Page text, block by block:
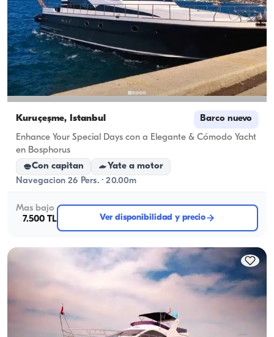
Kuruçeşme, İstanbul Barco nuevo
Enhance Your Special Days con a Elegante & Cómodo Yacht
en Bosphorus
Con capitan
Yate a motor
Navegacion 26 Pers. · 20.00m
Mas bajo
7.500 TL
Ver disponibilidad y precio